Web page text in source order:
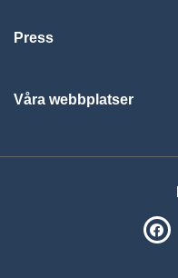
Press
Våra webbplatser